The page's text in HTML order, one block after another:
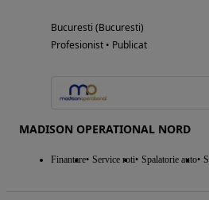
Bucuresti (Bucuresti)
Profesionist • Publicat
MADISON OPERATIONAL NORD
Finantare Service roti Spalatorie auto